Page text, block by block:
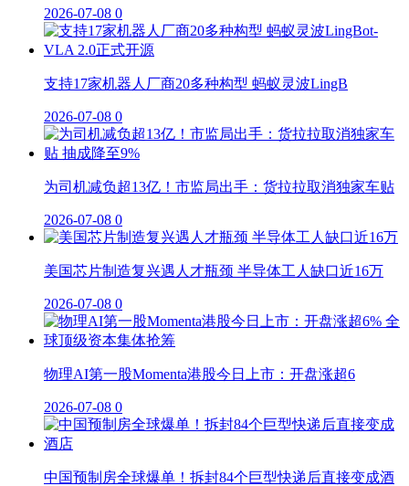
2026-07-08 0
支持17家机器人厂商20多种构型 蚂蚁灵波LingB
2026-07-08 0
为司机减负超13亿！市监局出手：货拉拉取消独家车贴
2026-07-08 0
美国芯片制造复兴遇人才瓶颈 半导体工人缺口近16万
2026-07-08 0
物理AI第一股Momenta港股今日上市：开盘涨超6
2026-07-08 0
中国预制房全球爆单！拆封84个巨型快递后直接变成酒